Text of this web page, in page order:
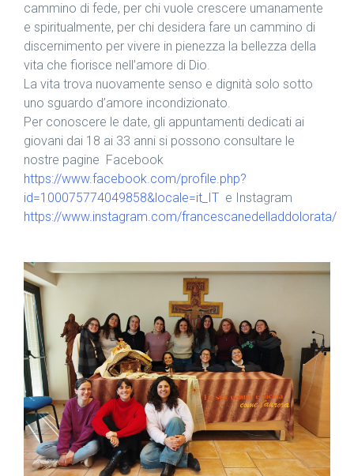
cammino di fede, per chi vuole crescere umanamente
e spiritualmente, per chi desidera fare un cammino di
discernimento per vivere in pienezza la bellezza della
vita che fiorisce nell’amore di Dio.
La vita trova nuovamente senso e dignità solo sotto
uno sguardo d’amore incondizionato.
Per conoscere le date, gli appuntamenti dedicati ai
giovani dai 18 ai 33 anni si possono consultare le
nostre pagine Facebook
https://www.facebook.com/profile.php?
id=100075774049858&locale=it_IT e Instagram
https://www.instagram.com/francescanedelladdolorata/